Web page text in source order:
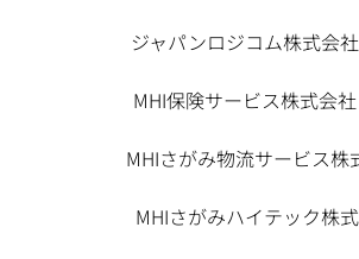
ジャパンロジコム株式会社
MHI保険サービス株式会社
MHIさがみ物流サービス株
MHIさがみハイテック株